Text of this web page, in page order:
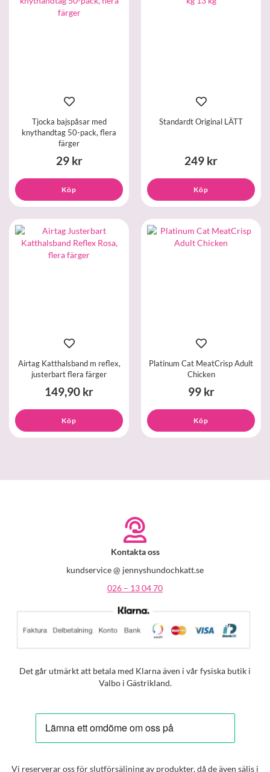
Tjocka bajspåsar med
knythandtag 50-pack, flera
färger
29 kr
Köp
Standardt Original LÄTT
249 kr
Köp
Airtag Katthalsband m reflex,
justerbart flera färger
149,90 kr
Köp
Platinum Cat MeatCrisp Adult
Chicken
99 kr
Köp
Kontakta oss
kundservice @ jennyshundochkatt.se
026 – 13 04 70
Det går utmärkt att betala med Klarna även i vår fysiska butik i
Valbo i Gästrikland.
Vi reserverar oss för slutförsäljning av produkter, då de även säljs i